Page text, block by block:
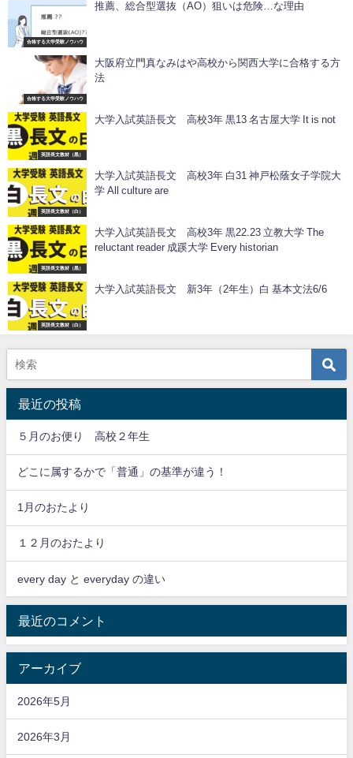
合格する大学受験ノウハウ
推薦、総合型選抜（AO）狙いは危険…な理由
合格する大学受験ノウハウ
大阪府立門真なみはや高校から関西大学に合格する方
法
英語長文教材（黒）
大学入試英語長文 高校3年 黒13 名古屋大学 It is not
英語長文教材（白）
大学入試英語長文 高校3年 白31 神戸松蔭女子学院大
学 All culture are
英語長文教材（黒）
大学入試英語長文 高校3年 黒22.23 立教大学 The
reluctant reader 成蹊大学 Every historian
英語長文教材（白）
大学入試英語長文 新3年（2年生）白 基本文法6/6
最近の投稿
５月のお便り 高校２年生
どこに属するかで「普通」の基準が違う！
1月のおたより
１２月のおたより
every day と everyday の違い
最近のコメント
アーカイブ
2026年5月
2026年3月